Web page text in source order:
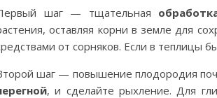
шаг — тщательная
оставляя корни в земле для
от сорняков. Если в
шаг — повышение плодородия
, и сделайте рыхление. Для